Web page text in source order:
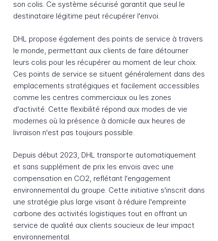
son colis. Ce système sécurisé garantit que seul le
destinataire légitime peut récupérer l'envoi.
DHL propose également des points de service à travers
le monde, permettant aux clients de faire détourner
leurs colis pour les récupérer au moment de leur choix.
Ces points de service se situent généralement dans des
emplacements stratégiques et facilement accessibles
comme les centres commerciaux ou les zones
d'activité. Cette flexibilité répond aux modes de vie
modernes où la présence à domicile aux heures de
livraison n'est pas toujours possible.
Depuis début 2023, DHL transporte automatiquement
et sans supplément de prix les envois avec une
compensation en CO2, reflétant l'engagement
environnemental du groupe. Cette initiative s'inscrit dans
une stratégie plus large visant à réduire l'empreinte
carbone des activités logistiques tout en offrant un
service de qualité aux clients soucieux de leur impact
environnemental.